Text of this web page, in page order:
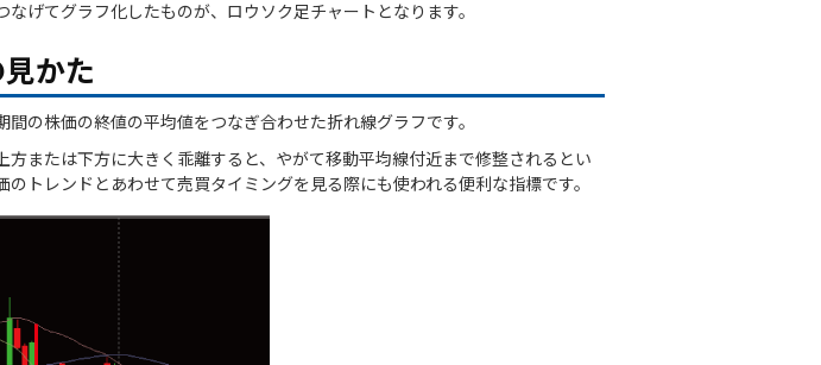
なげてグラフ化したものが、ロウソク足チャートとなります。
かた
の株価の終値の平均値をつなぎ合わせた折れ線グラフです。
方または下方に大きく乖離すると、やがて移動平均線付近まで修整されるとい
のトレンドとあわせて売買タイミングを見る際にも使われる便利な指標です。